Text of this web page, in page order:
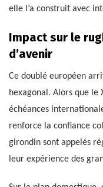
elle l’a construit avec
Impact sur le
d’avenir
Ce doublé européen
hexagonal. Alors que le
échéances
renforce la confiance
girondin sont appelés
leur expérience des